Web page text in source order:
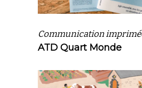
Communication
ATD Quart Monde